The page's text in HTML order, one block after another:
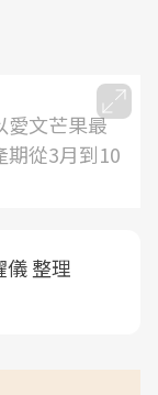
愛文芒果最
期從3月到10
儀 整理